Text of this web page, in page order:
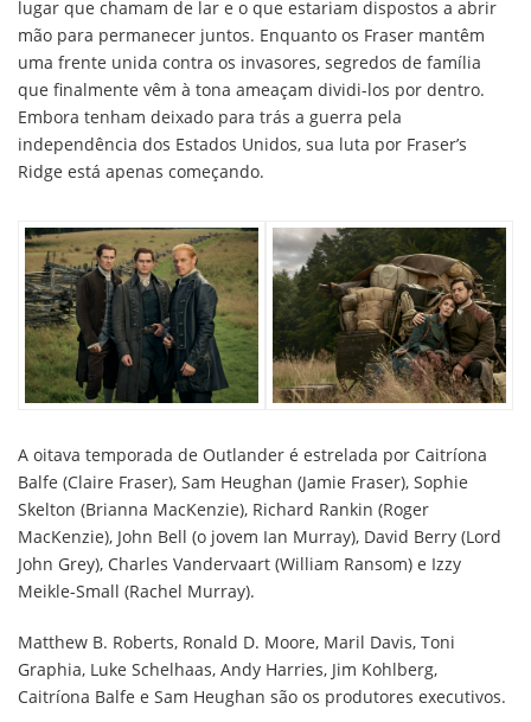
lugar que chamam de lar e o que estariam dispostos a abrir
mão para permanecer juntos. Enquanto os Fraser mantêm
uma frente unida contra os invasores, segredos de família
que finalmente vêm à tona ameaçam dividi-los por dentro.
Embora tenham deixado para trás a guerra pela
independência dos Estados Unidos, sua luta por Fraser’s
Ridge está apenas começando.
A oitava temporada de Outlander é estrelada por Caitríona
Balfe (Claire Fraser), Sam Heughan (Jamie Fraser), Sophie
Skelton (Brianna MacKenzie), Richard Rankin (Roger
MacKenzie), John Bell (o jovem Ian Murray), David Berry (Lord
John Grey), Charles Vandervaart (William Ransom) e Izzy
Meikle-Small (Rachel Murray).
Matthew B. Roberts, Ronald D. Moore, Maril Davis, Toni
Graphia, Luke Schelhaas, Andy Harries, Jim Kohlberg,
Caitríona Balfe e Sam Heughan são os produtores executivos.